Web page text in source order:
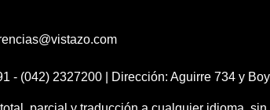
- (042) 2327200 | Dirección: Aguirre 734 y